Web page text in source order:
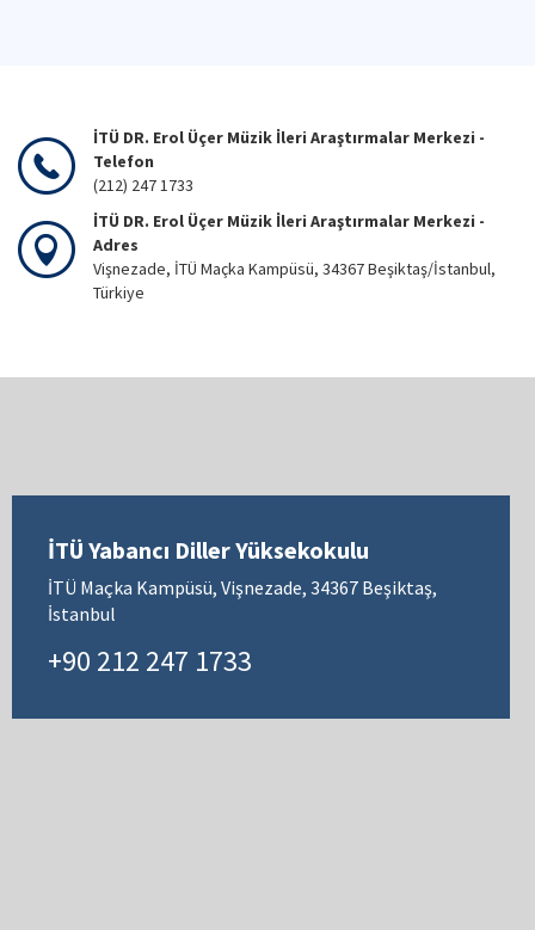
İTÜ DR. Erol Üçer Müzik İleri Araştırmalar Merkezi -
Telefon
(212) 247 1733
İTÜ DR. Erol Üçer Müzik İleri Araştırmalar Merkezi -
Adres
Vişnezade, İTÜ Maçka Kampüsü, 34367 Beşiktaş/İstanbul,
Türkiye
İTÜ Yabancı Diller Yüksekokulu
İTÜ Maçka Kampüsü, Vişnezade, 34367 Beşiktaş,
İstanbul
+90 212 247 1733